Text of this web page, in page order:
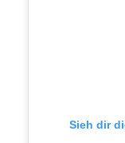
Sieh dir